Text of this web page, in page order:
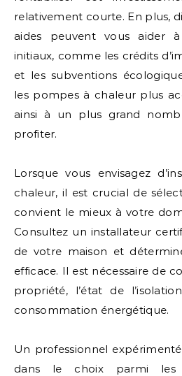
relativement courte. En plus,
aides peuvent vous aider
initiaux, comme les crédits
et les subventions
les pompes à chaleur plus
ainsi à un plus grand
profiter.
Lorsque vous envisagez
chaleur, il est crucial de
convient le mieux à votre
Consultez un installateur
de votre maison et
efficace. Il est nécessaire de
propriété, l’état de
consommation énergétique.
Un professionnel
dans le choix parmi les